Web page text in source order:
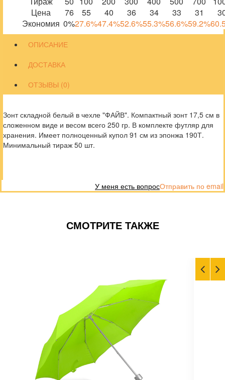
Цена
76 55 40 36 34 33 31
Экономия 0%27.6%47.4%52.6%55.3%56.6%59.2%
ОПИСАНИЕ
ДОСТАВКА
ОТЗЫВЫ (0)
Зонт складной белый в чехле "ФАЙВ". Компактный зонт 17,5 см в
сложенном виде и весом всего 250 гр. В комплекте футляр для
хранения. Имеет полноценный купол 91 см из эпонжа 190Т.
Минимальный тираж 50 шт.
Отправить по email
У меня есть вопрос
СМОТРИТЕ ТАКЖЕ